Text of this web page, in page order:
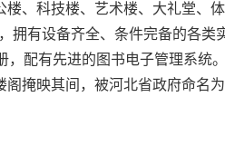
楼、科技楼、艺术楼、大礼堂、
拥有设备齐全、条件完备的各
，配有先进的图书电子管理系统
阁掩映其间，被河北省政府命名